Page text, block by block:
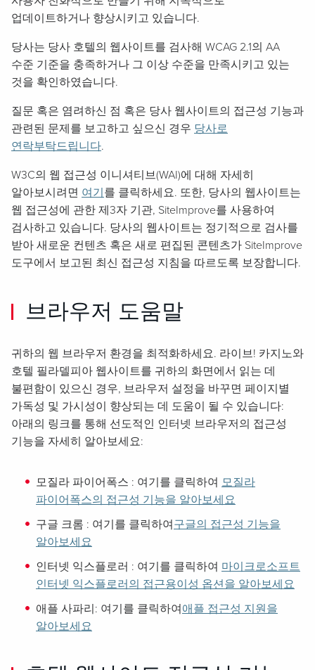
업데이트하거나 향상시키고 있습니다.
당사는 당사 호텔의 웹사이트를 검사해 WCAG 2.1의 AA
수준 기준을 충족하거나 그 이상 수준을 만족시키고 있는
것을 확인하였습니다.
질문 혹은 염려하신 점 혹은 당사 웹사이트의 접근성 기능과
관련된 문제를 보고하고 싶으신 경우 당사로
연락부탁드립니다.
W3C의 웹 접근성 이니셔티브(WAI)에 대해 자세히
알아보시려면 여기 를 클릭하세요. 또한, 당사의 웹사이트는
웹 접근성에 관한 제3자 기관, SiteImprove를 사용하여
검사하고 있습니다. 당사의 웹사이트는 정기적으로 검사를
받아 새로운 컨텐츠 혹은 새로 편집된 콘텐츠가 SiteImprove
도구에서 보고된 최신 접근성 지침을 따르도록 보장합니다.
브라우저 도움말
귀하의 웹 브라우저 환경을 최적화하세요. 라이브! 카지노와
호텔 필라델피아 웹사이트를 귀하의 화면에서 읽는 데
불편함이 있으신 경우, 브라우저 설정을 바꾸면 페이지별
가독성 및 가시성이 향상되는 데 도움이 될 수 있습니다:
아래의 링크를 통해 선도적인 인터넷 브라우저의 접근성
기능을 자세히 알아보세요:
모질라 파이어폭스 : 여기를 클릭하여 모질라
파이어폭스의 접근성 기능을 알아보세요
구글 크롬 : 여기를 클릭하여 구글의 접근성 기능을
알아보세요
인터넷 익스플로러 : 여기를 클릭하여 마이크로소프트
인터넷 익스플로러의 접근용이성 옵션을 알아보세요
애플 사파리: 여기를 클릭하여 애플 접근성 지원을
알아보세요